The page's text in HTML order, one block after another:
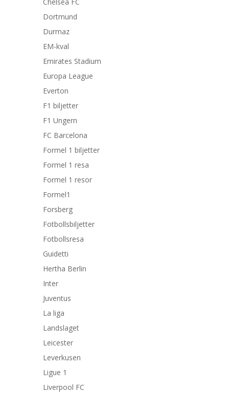
Dortmund
Durmaz
EM-kval
Emirates Stadium
Europa League
Everton
F1 biljetter
F1 Ungern
FC Barcelona
Formel 1 biljetter
Formel 1 resa
Formel 1 resor
Formel1
Forsberg
Fotbollsbiljetter
Fotbollsresa
Guidetti
Hertha Berlin
Inter
Juventus
La liga
Landslaget
Leicester
Leverkusen
Ligue 1
Liverpool FC